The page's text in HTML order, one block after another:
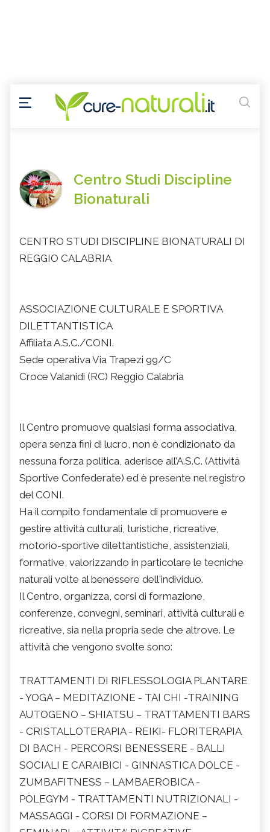
Centro Studi Discipline
Bionaturali
CENTRO STUDI DISCIPLINE BIONATURALI DI
REGGIO CALABRIA
ASSOCIAZIONE CULTURALE E SPORTIVA
DILETTANTISTICA
Affiliata A.S.C./CONI.
Sede operativa Via Trapezi 99/C
Croce Valanidi (RC) Reggio Calabria
Il Centro promuove qualsiasi forma associativa,
opera senza fini di lucro, non è condizionato da
nessuna forza politica, aderisce all’A.S.C. (Attività
Sportive Confederate) ed è presente nel registro
del CONI.
Ha il compito fondamentale di promuovere e
gestire attività culturali, turistiche, ricreative,
motorio-sportive dilettantistiche, assistenziali,
formative, valorizzando in particolare le tecniche
naturali volte al benessere dell'individuo.
Il Centro, organizza, corsi di formazione,
conferenze, convegni, seminari, attività culturali e
ricreative, sia nella propria sede che altrove. Le
attività che vengono svolte sono:
TRATTAMENTI DI RIFLESSOLOGIA PLANTARE
- YOGA – MEDITAZIONE - TAI CHI -TRAINING
AUTOGENO – SHIATSU – TRATTAMENTI BARS
- CRISTALLOTERAPIA - REIKI- FLORITERAPIA
DI BACH - PERCORSI BENESSERE - BALLI
SOCIALI E CARAIBICI - GINNASTICA DOLCE -
ZUMBAFITNESS – LAMBAEROBICA -
POLEGYM - TRATTAMENTI NUTRIZIONALI -
MASSAGGI - CORSI DI FORMAZIONE –